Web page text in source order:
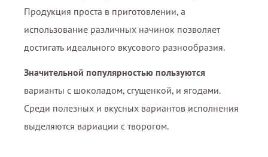
Продукция проста в приготовлении, а
использование различных начинок позволяет
достигать идеального вкусового разнообразия.
Значительной популярностью пользуются
варианты с шоколадом, сгущенкой, и ягодами.
Среди полезных и вкусных вариантов исполнения
выделяются вариации с творогом.